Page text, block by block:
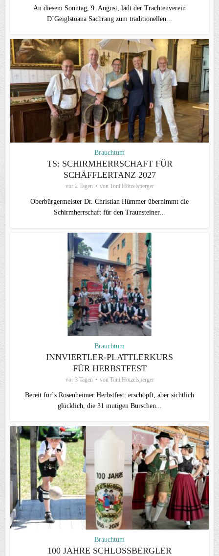
An diesem Sonntag, 9. August, lädt der Trachtenverein
D`Geiglstoana Sachrang zum traditionellen...
Brauchtum
TS: SCHIRMHERRSCHAFT FÜR
SCHÄFFLERTANZ 2027
vor 2 Tagen von Toni Hötzelsperger
Oberbürgermeister Dr. Christian Hümmer übernimmt die
Schirmherrschaft für den Traunsteiner...
Brauchtum
INNVIERTLER-PLATTLERKURS
FÜR HERBSTFEST
vor 3 Tagen von Toni Hötzelsperger
Bereit für`s Rosenheimer Herbstfest: erschöpft, aber sichtlich
glücklich, die 31 mutigen Burschen...
Brauchtum
100 JAHRE SCHLOSSBERGLER D